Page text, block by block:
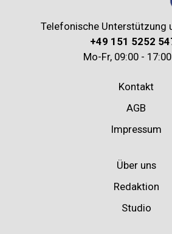
Telefonische Unterstützung
+49 151 5252
Mo-Fr, 09:00 -
Kontakt
AGB
Impressum
Über uns
Redaktion
Studio